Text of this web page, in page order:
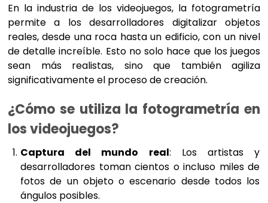
En la industria de los videojuegos, la fotogrametría
permite a los desarrolladores digitalizar objetos
reales, desde una roca hasta un edificio, con un nivel
de detalle increíble. Esto no solo hace que los juegos
sean más realistas, sino que también agiliza
significativamente el proceso de creación.
¿Cómo se utiliza la fotogrametría en
los videojuegos?
Captura del mundo real: Los artistas y
desarrolladores toman cientos o incluso miles de
fotos de un objeto o escenario desde todos los
ángulos posibles.